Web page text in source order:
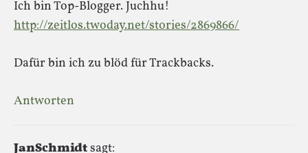
Ich bin Top-Blogger. Juchhu!
http://zeitlos.twoday.net/stories/2869866/
Dafür bin ich zu blöd für Trackbacks.
Antworten
JanSchmidtsagt: